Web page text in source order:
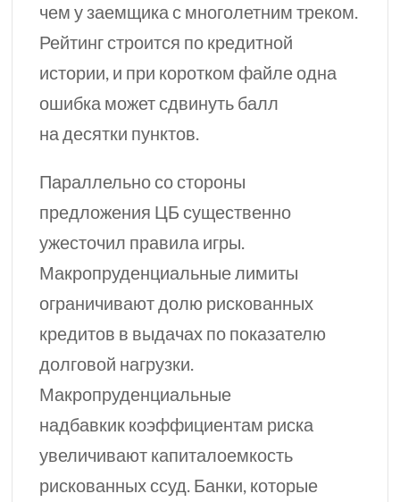
чем у заемщика с многолетним треком.
Рейтинг строится по кредитной
истории, и при коротком файле одна
ошибка может сдвинуть балл
на десятки пунктов.
Параллельно со стороны
предложения ЦБ существенно
ужесточил правила игры.
Макропруденциальные лимиты
ограничивают долю рискованных
кредитов в выдачах по показателю
долговой нагрузки.
Макропруденциальные
надбавкик коэффициентам риска
увеличивают капиталоемкость
рискованных ссуд. Банки, которые